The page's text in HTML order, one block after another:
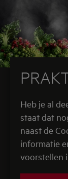
Heb je al
staat dat
naast de
informatie
voorstellen